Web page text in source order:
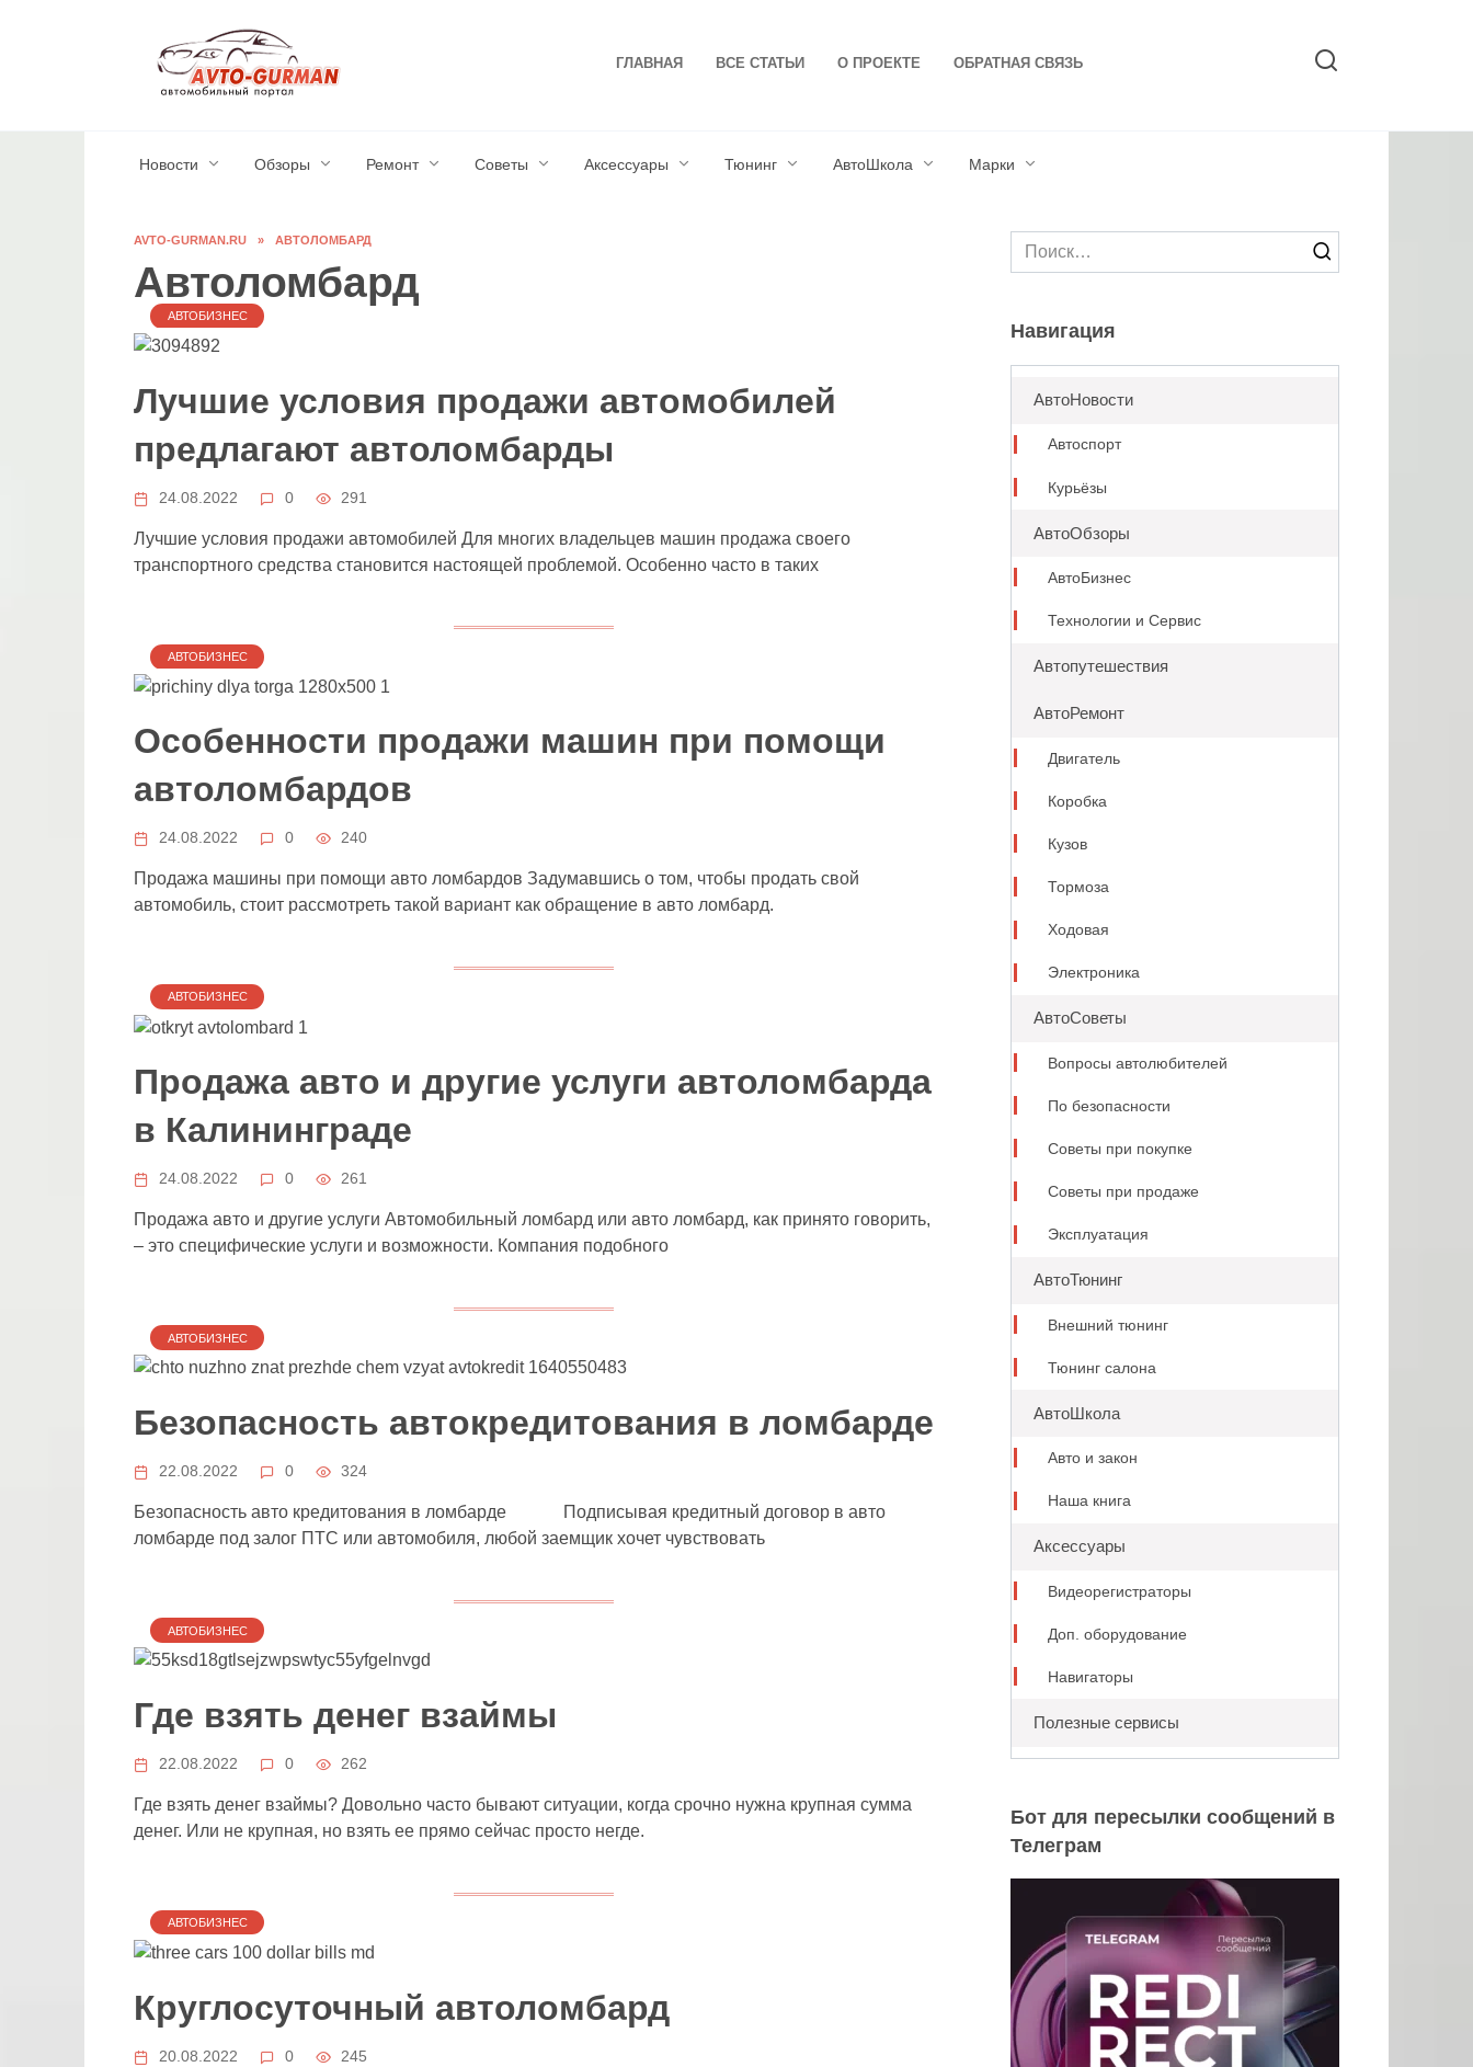
ГЛАВНАЯ ВСЕ СТАТЬИ О ПРОЕКТЕ ОБРАТНАЯ СВЯЗЬ
Новости Обзоры Ремонт Советы Аксессуары Тюнинг АвтоШкола Марки
AVTO-GURMAN.RU » АВТОЛОМБАРД
Автоломбард
АВТОБИЗНЕС
Лучшие условия продажи автомобилей
предлагают автоломбарды
24.08.2022 0 291
Лучшие условия продажи автомобилей Для многих владельцев машин продажа своего
транспортного средства становится настоящей проблемой. Особенно часто в таких
АВТОБИЗНЕС
Особенности продажи машин при помощи
автоломбардов
24.08.2022 0 240
Продажа машины при помощи авто ломбардов Задумавшись о том, чтобы продать свой
автомобиль, стоит рассмотреть такой вариант как обращение в авто ломбард.
АВТОБИЗНЕС
Продажа авто и другие услуги автоломбарда
в Калининграде
24.08.2022 0 261
Продажа авто и другие услуги Автомобильный ломбард или авто ломбард, как принято говорить,
– это специфические услуги и возможности. Компания подобного
АВТОБИЗНЕС
Безопасность автокредитования в ломбарде
22.08.2022 0 324
Безопасность авто кредитования в ломбарде Подписывая кредитный договор в авто
ломбарде под залог ПТС или автомобиля, любой заемщик хочет чувствовать
АВТОБИЗНЕС
Где взять денег взаймы
22.08.2022 0 262
Где взять денег взаймы? Довольно часто бывают ситуации, когда срочно нужна крупная сумма
денег. Или не крупная, но взять ее прямо сейчас просто негде.
АВТОБИЗНЕС
Круглосуточный автоломбард
20.08.2022 0 245
Search
for:
Навигация
АвтоНовости
Автоспорт
Курьёзы
АвтоОбзоры
АвтоБизнес
Технологии и Сервис
Автопутешествия
АвтоРемонт
Двигатель
Коробка
Кузов
Тормоза
Ходовая
Электроника
АвтоСоветы
Вопросы автолюбителей
По безопасности
Советы при покупке
Советы при продаже
Эксплуатация
АвтоТюнинг
Внешний тюнинг
Тюнинг салона
АвтоШкола
Авто и закон
Наша книга
Аксессуары
Видеорегистраторы
Доп. оборудование
Навигаторы
Полезные сервисы
Бот для пересылки сообщений в
Телеграм